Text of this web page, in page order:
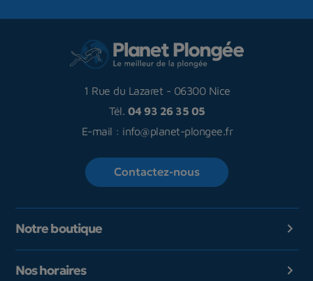
1 Rue du Lazaret - 06300 Nice
Tél. 04 93 26 35 05
E-mail : info@planet-plongee.fr
Contactez-nous
Notre boutique 
Nos horaires 